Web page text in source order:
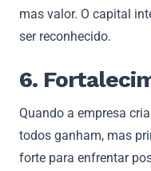
mas valor. O capital
ser reconhecido.
6.
Quando a empresa
todos ganham, mas
forte para enfrentar